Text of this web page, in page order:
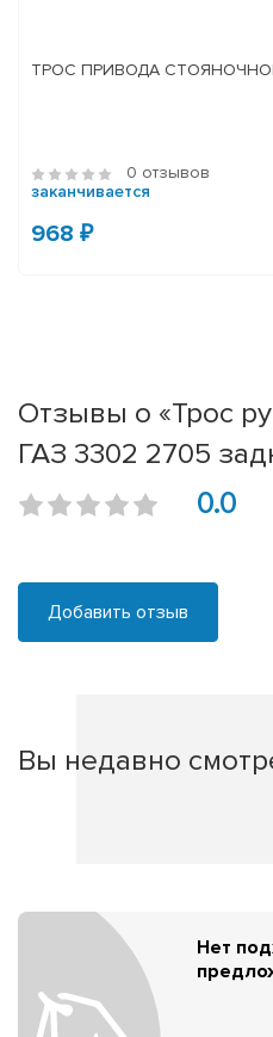
ТРОС ПРИВОДА
0 отзывов
заканчивается
968 ₽
Отзывы о «Трос
ГАЗ 3302 2705
0.0
Добавить отзыв
Вы недавно
Нет